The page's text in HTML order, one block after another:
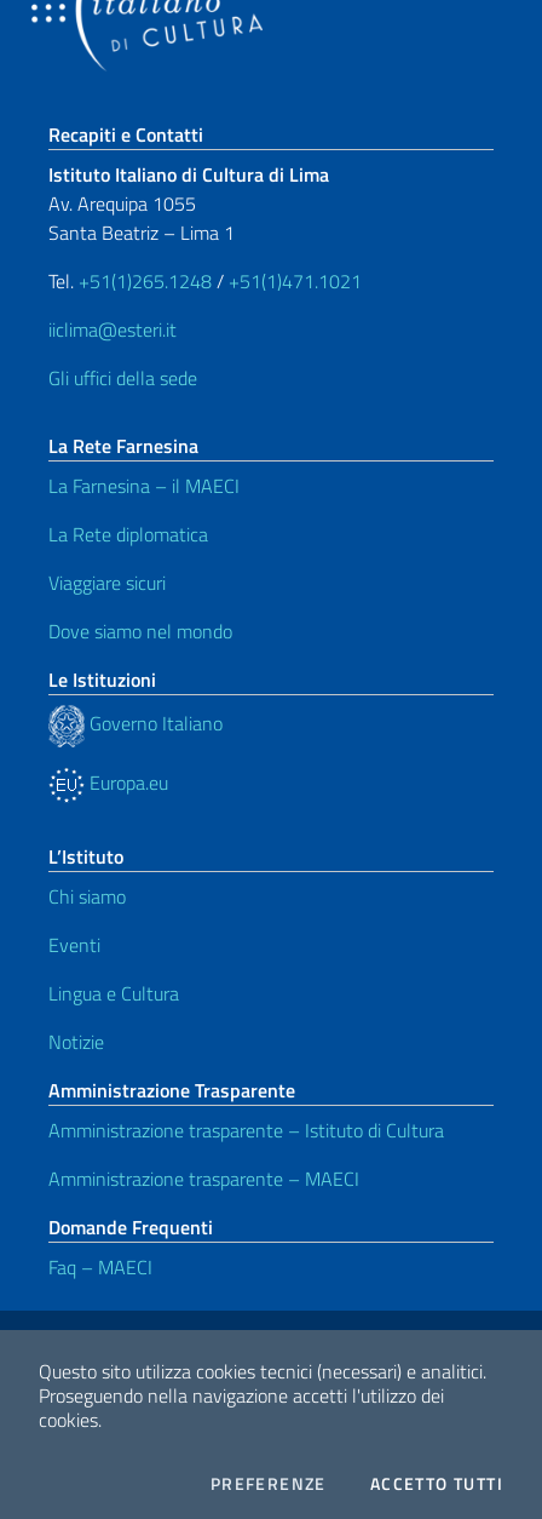
Questo sito utilizza cookies tecnici (necessari) e analitici.
Proseguendo nella navigazione accetti l'utilizzo dei
cookies.
PREFERENZE COOKIESACCETTO TUTTI
Sezione footer
Recapiti e Contatti
Istituto Italiano di Cultura di Lima
Av. Arequipa 1055
Santa Beatriz – Lima 1
Tel. +51(1)265.1248/ +51(1)471.1021
iiclima@esteri.it
Gli uffici della sede
La Rete Farnesina
La Farnesina – il MAECI
La Rete diplomatica
Viaggiare sicuri
Dove siamo nel mondo
Le Istituzioni
Governo Italiano
Europa.eu
L’Istituto
Chi siamo
Eventi
Lingua e Cultura
Notizie
Amministrazione Trasparente
Amministrazione trasparente – Istituto di Cultura
Amministrazione trasparente – MAECI
Domande Frequenti
Faq – MAECI
Link Utili